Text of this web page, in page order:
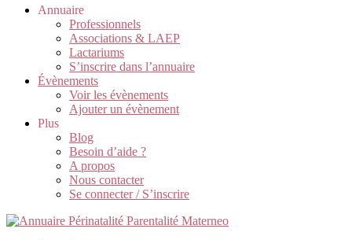
Annuaire
Professionnels
Associations & LAEP
Lactariums
S’inscrire dans l’annuaire
Évènements
Voir les évènements
Ajouter un évènement
Plus
Blog
Besoin d’aide ?
A propos
Nous contacter
Se connecter / S’inscrire